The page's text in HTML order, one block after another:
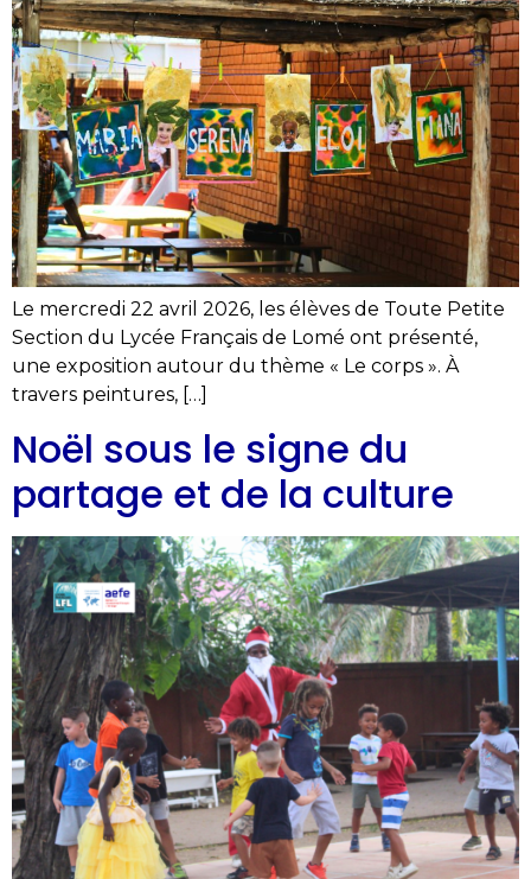
Le mercredi 22 avril 2026, les élèves de Toute Petite
Section du Lycée Français de Lomé ont présenté,
une exposition autour du thème « Le corps ». À
travers peintures, […]
Noël sous le signe du
partage et de la culture